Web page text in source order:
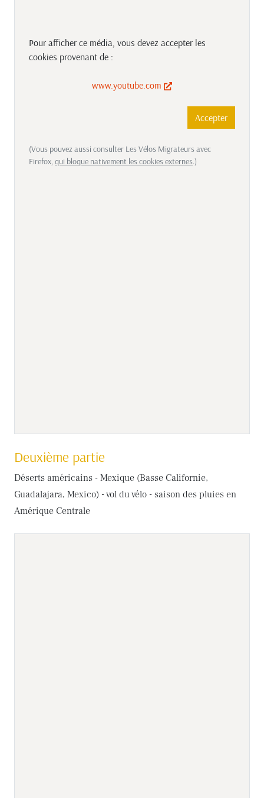
Pour afficher ce média, vous devez accepter les
cookies provenant de :
www.youtube.com
Accepter
(Vous pouvez aussi consulter Les Vélos Migrateurs avec
Firefox, qui bloque nativement les cookies externes.)
Deuxième partie
Déserts américains - Mexique (Basse Californie,
Guadalajara, Mexico) - vol du vélo - saison des pluies en
Amérique Centrale